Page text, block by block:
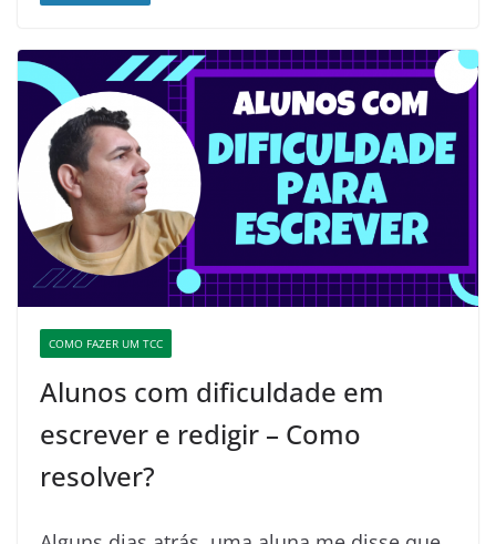
COMO FAZER UM TCC
Alunos com dificuldade em
escrever e redigir – Como
resolver?